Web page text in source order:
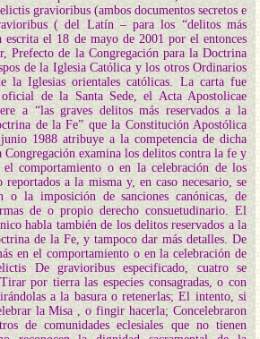
gravioribus (ambos documentos secretos e
( del Latín – para los “delitos más
escrita el 18 de mayo de 2001 por el entonces
Prefecto de la Congregación para la Doctrina
de la Iglesia Católica y los otros Ordinarios
la Iglesias orientales católicas. La carta fue
de la Santa Sede, el Acta Apostolicae
a “las graves delitos más reservados a la
de la Fe” que la Constitución Apostólica
1988 atribuye a la competencia de dicha
examina los delitos contra la fe y
comportamiento o en la celebración de los
reportados a la misma y, en caso necesario, se
o la imposición de sanciones canónicas, de
de o propio derecho consuetudinario. El
habla también de los delitos reservados a la
de la Fe, y tampoco dar más detalles. De
en el comportamiento o en la celebración de
De gravioribus especificado, cuatro se
por tierra las especies consagradas, o con
a la basura o retenerlas; El intento, si
la Misa , o fingir hacerla; Concelebraron
de comunidades eclesiales que no tienen